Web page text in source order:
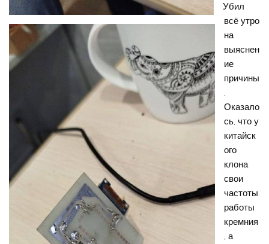
Убил
всё утро
на
выяснен
ие
причины
.
Оказало
сь, что у
китайск
ого
клона
свои
частоты
работы
кремния
, а